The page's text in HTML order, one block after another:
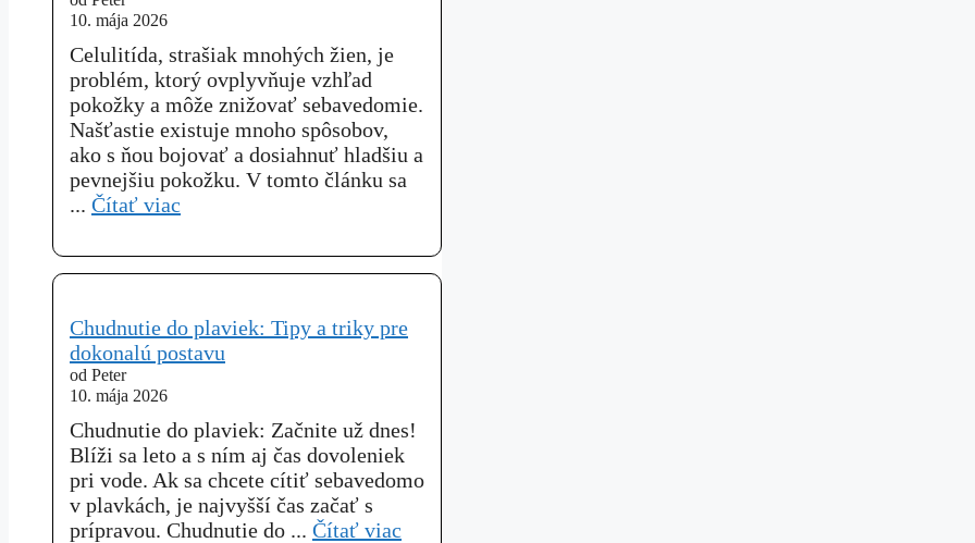
10. mája 2026
Celulitída, strašiak mnohých žien, je
problém, ktorý ovplyvňuje vzhľad
pokožky a môže znižovať sebavedomie.
Našťastie existuje mnoho spôsobov,
ako s ňou bojovať a dosiahnuť hladšiu a
pevnejšiu pokožku. V tomto článku sa
... Čítať viac
Chudnutie do plaviek: Tipy a triky pre
dokonalú postavu
od Peter
10. mája 2026
Chudnutie do plaviek: Začnite už dnes!
Blíži sa leto a s ním aj čas dovoleniek
pri vode. Ak sa chcete cítiť sebavedomo
v plavkách, je najvyšší čas začať s
prípravou. Chudnutie do ... Čítať viac